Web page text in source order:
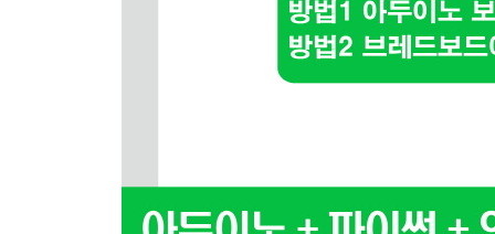
DHT11 온습도 센서 이해하기
인공지능 쉴드 이용하는 방법
부품 이용하여 연결하는 방법
02_ 10 4-digit FND 출력하기(TM1637)
4-digit FND 이해하기